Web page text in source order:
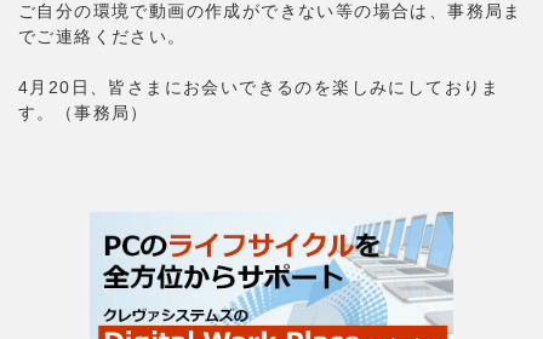
ご自分の環境で動画の作成ができない等の場合は、事務局ま
でご連絡ください。
4月20日、皆さまにお会いできるのを楽しみにしておりま
す。（事務局）